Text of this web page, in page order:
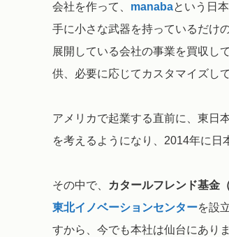
会社を作って、 manabaという日
手に小さな武器を持っているだけ
展開している会社の事業を買収し
供、必要に応じてカスタマイズし
アメリカで起業する直前に、東日
を考えるようになり、2014年に日
その中で、 カタールフレンド基金（
東北イノベーションセンターを設
すから、今でも本社は仙台にありま